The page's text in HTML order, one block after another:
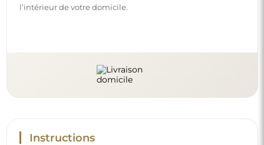
l’intérieur de votre domicile.
Instructions